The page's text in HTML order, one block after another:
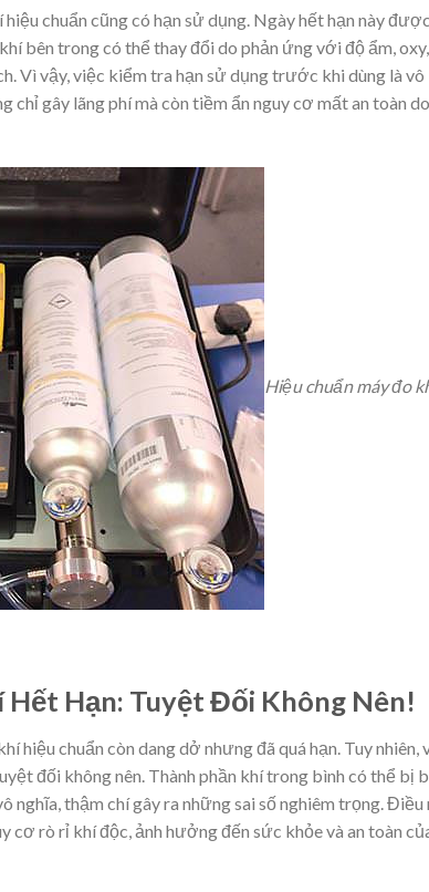
chuẩn cũng có hạn sử dụng. Ngày hết hạn này
bên trong có thể thay đổi do phản ứng với độ ẩm, oxy,
Vì vậy, việc kiểm tra hạn sử dụng trước khi dùng là vô
chỉ gây lãng phí mà còn tiềm ẩn nguy cơ mất an toàn do
Hiệu chuẩn máy đo
Hạn: Tuyệt Đối Không Nên!
chuẩn còn dang dở nhưng đã quá hạn. Tuy nhiên,
đối không nên. Thành phần khí trong bình có thể bị
nghĩa, thậm chí gây ra những sai số nghiêm trọng. Điều
rò rỉ khí độc, ảnh hưởng đến sức khỏe và an toàn